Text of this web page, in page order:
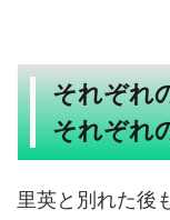
それぞ
それぞれ
里英と別れた後